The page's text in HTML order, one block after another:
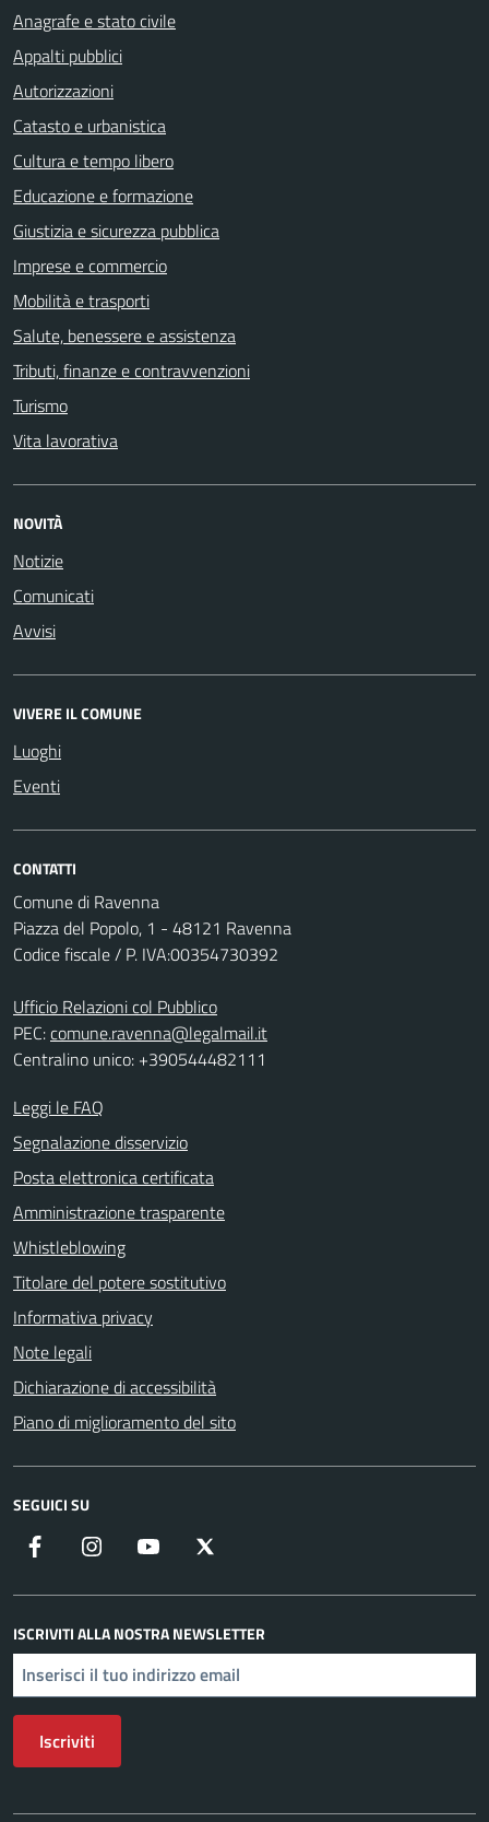
Anagrafe e stato civile
Appalti pubblici
Autorizzazioni
Catasto e urbanistica
Cultura e tempo libero
Educazione e formazione
Giustizia e sicurezza pubblica
Imprese e commercio
Mobilità e trasporti
Salute, benessere e assistenza
Tributi, finanze e contravvenzioni
Turismo
Vita lavorativa
NOVITÀ
Notizie
Comunicati
Avvisi
VIVERE IL COMUNE
Luoghi
Eventi
CONTATTI
Comune di Ravenna
Piazza del Popolo, 1 - 48121 Ravenna
Codice fiscale / P. IVA:00354730392
Ufficio Relazioni col Pubblico
PEC:comune.ravenna@legalmail.it
Centralino unico: +390544482111
Leggi le FAQ
Segnalazione disservizio
Posta elettronica certificata
Amministrazione trasparente
Whistleblowing
Titolare del potere sostitutivo
Informativa privacy
Note legali
Dichiarazione di accessibilità
Piano di miglioramento del sito
SEGUICI SU
Facebook Instagram YouTube
ISCRIVITI ALLA NOSTRA NEWSLETTER